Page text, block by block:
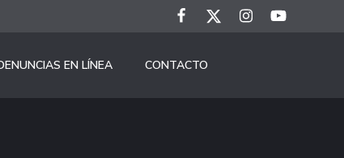
EN LÍNEA CONTACTO